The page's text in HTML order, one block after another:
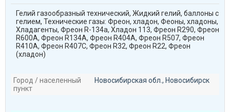
Гелий газообразный технический, Жидкий гелий, баллоны с
гелием, Технические газы: Фреон, хладон, Феоны, хладоны,
Хладагенты, Фреон R-134a, Хладон 113, Фреон R290, Фреон
R600A, Фреон R134A, Фреон R404A, Фреон R507, Фреон
R410A, Фреон R407С, Фреон R32, Фреон R22, Фреон
(хладон)
Город / населенный
пункт
Новосибирская обл., Новосибирск